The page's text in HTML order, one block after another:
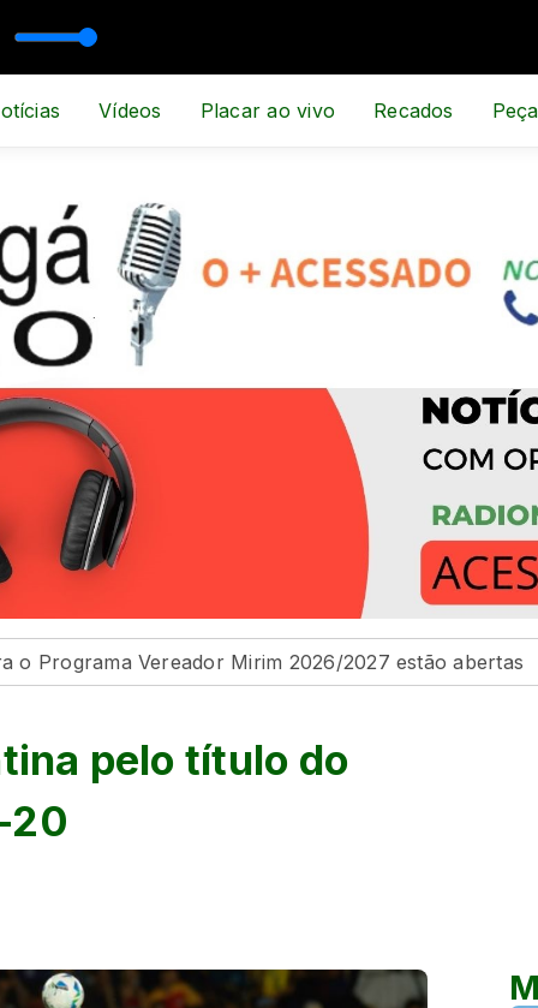
E NOTÍCIA
Vídeos Placar ao vivo Recados
Mirim 2026/2027 estão abertas Na Câmara
pelo título do
20